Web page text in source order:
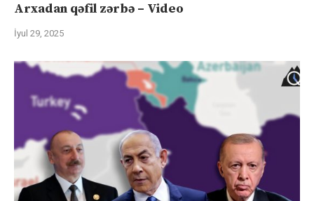
Arxadan qəfil zərbə – Video
İyul 29, 2025